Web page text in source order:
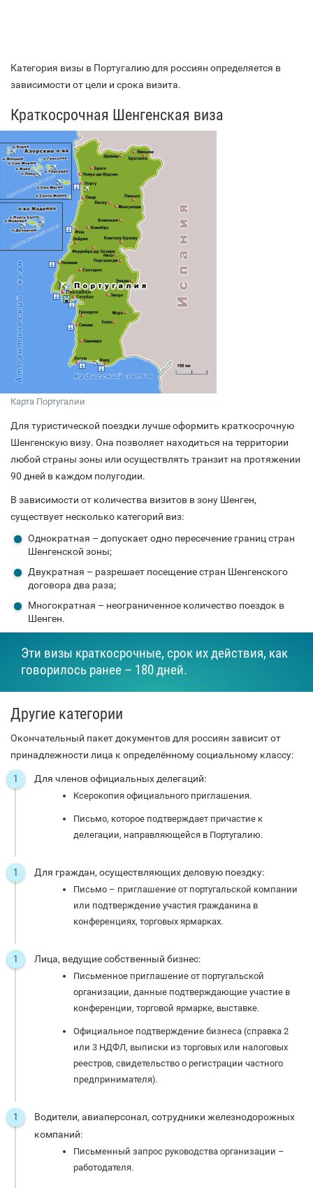
Категория визы в Португалию для россиян определяется в
зависимости от цели и срока визита.
Краткосрочная Шенгенская виза
Карта Португалии
Для туристической поездки лучше оформить краткосрочную
Шенгенскую визу. Она позволяет находиться на территории
любой страны зоны или осуществлять транзит на протяжении
90 дней в каждом полугодии.
В зависимости от количества визитов в зону Шенген,
существует несколько категорий виз:
Однократная – допускает одно пересечение границ стран
Шенгенской зоны;
Двукратная – разрешает посещение стран Шенгенского
договора два раза;
Многократная – неограниченное количество поездок в
Шенген.
Эти визы краткосрочные, срок их действия, как
говорилось ранее – 180 дней.
Другие категории
Окончательный пакет документов для россиян зависит от
принадлежности лица к определённому социальному классу:
Для членов официальных делегаций:
Ксерокопия официального приглашения.
Письмо, которое подтверждает причастие к
делегации, направляющейся в Португалию.
Для граждан, осуществляющих деловую поездку:
Письмо – приглашение от португальской компании
или подтверждение участия гражданина в
конференциях, торговых ярмарках.
Лица, ведущие собственный бизнес:
Письменное приглашение от португальской
организации, данные подтверждающие участие в
конференции, торговой ярмарке, выставке.
Официальное подтверждение бизнеса (справка 2
или 3 НДФЛ, выписки из торговых или налоговых
реестров, свидетельство о регистрации частного
предпринимателя).
Водители, авиаперсонал, сотрудники железнодорожных
компаний:
Письменный запрос руководства организации –
работодателя.